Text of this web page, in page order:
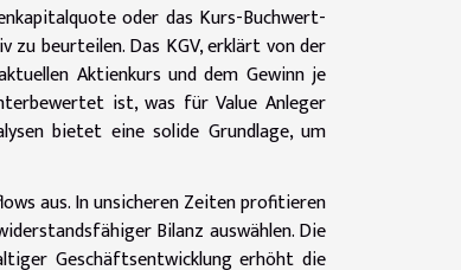
oder das Kurs-Buchwert-
zu beurteilen. Das KGV, erklärt von der
Aktienkurs und dem Gewinn je
ist, was für Value Anleger
bietet eine solide Grundlage, um
aus. In unsicheren Zeiten profitieren
Bilanz auswählen. Die
Geschäftsentwicklung erhöht die